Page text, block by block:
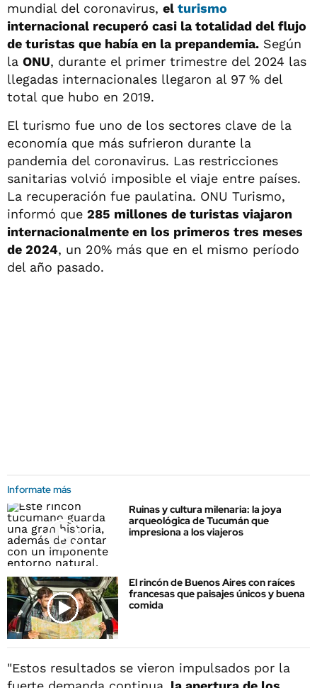
mundial del coronavirus, el turismo
internacional recuperó casi la totalidad del flujo
de turistas que había en la prepandemia. Según
la ONU, durante el primer trimestre del 2024 las
llegadas internacionales llegaron al 97 % del
total que hubo en 2019.
El turismo fue uno de los sectores clave de la
economía que más sufrieron durante la
pandemia del coronavirus. Las restricciones
sanitarias volvió imposible el viaje entre países.
La recuperación fue paulatina. ONU Turismo,
informó que 285 millones de turistas viajaron
internacionalmente en los primeros tres meses
de 2024, un 20% más que en el mismo período
del año pasado.
Informate más
Ruinas y cultura milenaria: la joya
arqueológica de Tucumán que
impresiona a los viajeros
El rincón de Buenos Aires con raíces
francesas que paisajes únicos y buena
comida
"Estos resultados se vieron impulsados por la